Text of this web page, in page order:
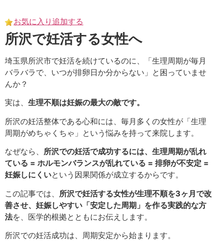
content
お気に入り追加する
所沢で妊活する女性へ
埼玉県所沢市で妊活を続けているのに、「生理周期が毎月
バラバラで、いつが排卵日か分からない」と困っていませ
んか？
実は、 生理不順は妊娠の最大の敵です。
所沢の妊活整体である心和には、毎月多くの女性が「生理
周期がめちゃくちゃ」という悩みを持って来院します。
なぜなら、 所沢での妊活で成功するには、生理周期が乱れ
ている = ホルモンバランスが乱れている = 排卵が不安定 =
妊娠しにくいという因果関係が成立するからです。
この記事では、 所沢で妊活する女性が生理不順を3ヶ月で改
善させ、妊娠しやすい「安定した周期」を作る実践的な方
法を、医学的根拠とともにお伝えします。
所沢での妊活成功は、周期安定から始まります。